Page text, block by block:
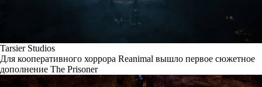
Tarsier Studios
Для кооперативного хоррора Reanimal вышло первое сюжетное
дополнение The Prisoner